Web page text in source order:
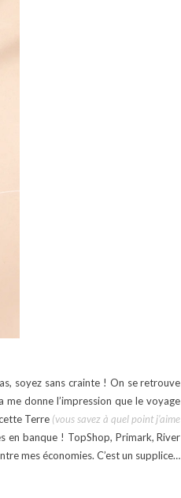
soyez sans crainte ! On se retrouve
donne l’impression que le voyage
Terre (vous savez à quel point j’aime
en banque ! TopShop, Primark, River
mes économies. C’est un supplice…